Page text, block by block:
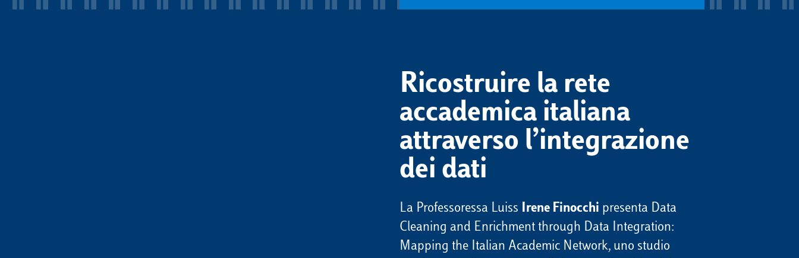
Ricostruire la rete
accademica italiana
attraverso l’integrazione
dei dati
La Professoressa Luiss Irene Finocchi presenta Data
Cleaning and Enrichment through Data Integration:
Mapping the Italian Academic Network, uno studio